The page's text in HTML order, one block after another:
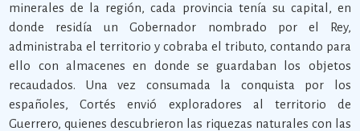
minerales de la región, cada provincia tenía su capital, en
donde residía un Gobernador nombrado por el Rey,
administraba el territorio y cobraba el tributo, contando para
ello con almacenes en donde se guardaban los objetos
recaudados. Una vez consumada la conquista por los
españoles, Cortés envió exploradores al territorio de
Guerrero, quienes descubrieron las riquezas naturales con las